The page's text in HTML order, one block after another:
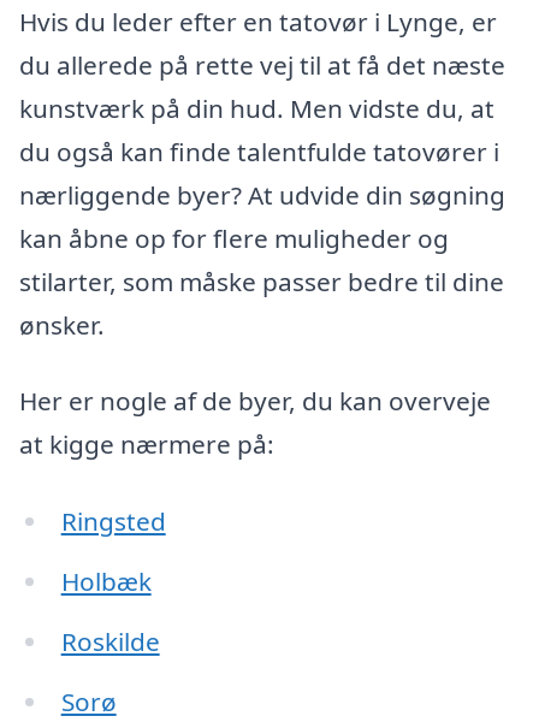
Hvis du leder efter en tatovør i Lynge, er
du allerede på rette vej til at få det næste
kunstværk på din hud. Men vidste du, at
du også kan finde talentfulde tatovører i
nærliggende byer? At udvide din søgning
kan åbne op for flere muligheder og
stilarter, som måske passer bedre til dine
ønsker.
Her er nogle af de byer, du kan overveje
at kigge nærmere på:
Ringsted
Holbæk
Roskilde
Sorø